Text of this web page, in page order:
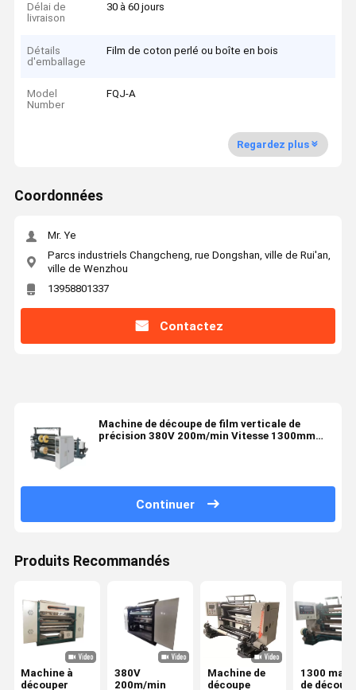
Délai de
livraison
30 à 60 jours
Détails
d'emballage
Film de coton perlé ou boîte en bois
Model
Number
FQJ-A
Regardez plus
Coordonnées
Mr. Ye
Parcs industriels Changcheng, rue Dongshan, ville de Rui'an,
ville de Wenzhou
13958801337
Contactez
Machine de découpe de film verticale de
précision 380V 200m/min Vitesse 1300mm
Continuer
Produits Recommandés
Machine à
découper
380V
200m/min
Machine de
découpe
1300
de